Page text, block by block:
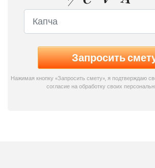
Нажимая кнопку «Запросить смету», я подтверждаю
согласие на обработку своих